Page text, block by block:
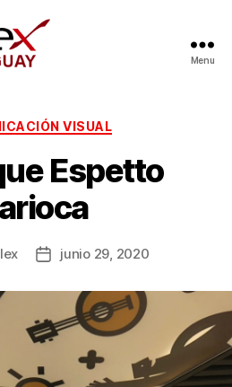
Menu
VISUAL
Espetto
junio 29, 2020